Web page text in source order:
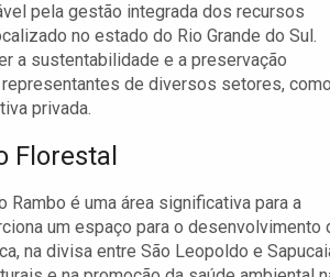
pela gestão integrada dos recursos
no estado do Rio Grande do Sul.
a sustentabilidade e a preservação
de diversos setores,
privada.
Florestal
Rambo é uma área significativa para a
um espaço para o desenvolvimento
na divisa entre São Leopoldo e